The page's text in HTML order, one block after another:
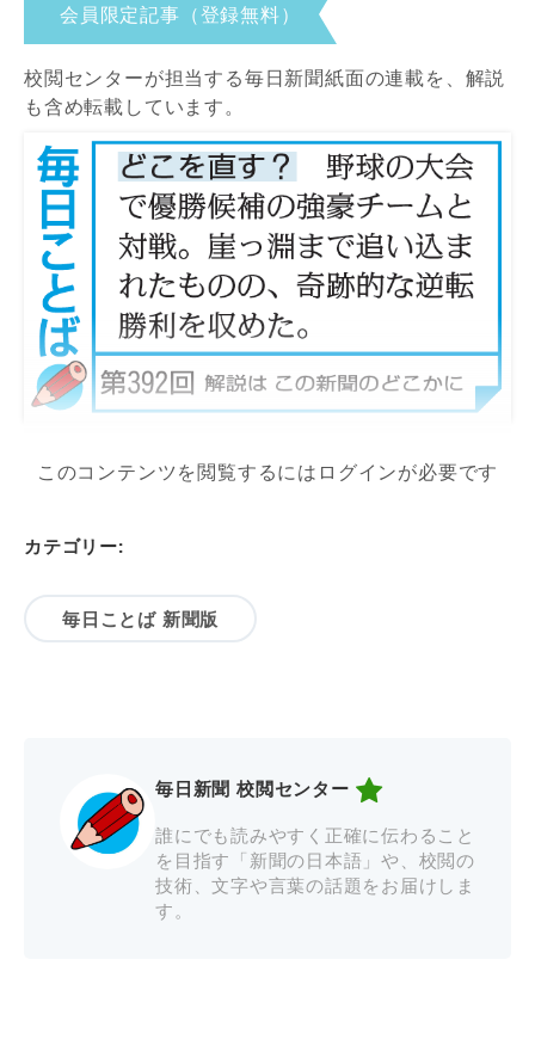
会員限定記事（登録無料）
校閲センターが担当する毎日新聞紙面の連載を、解説
も含め転載しています。
このコンテンツを閲覧するにはログインが必要です
カテゴリー:
毎日ことば 新聞版
毎日新聞 校閲センター
誰にでも読みやすく正確に伝わること
を目指す「新聞の日本語」や、校閲の
技術、文字や言葉の話題をお届けしま
す。